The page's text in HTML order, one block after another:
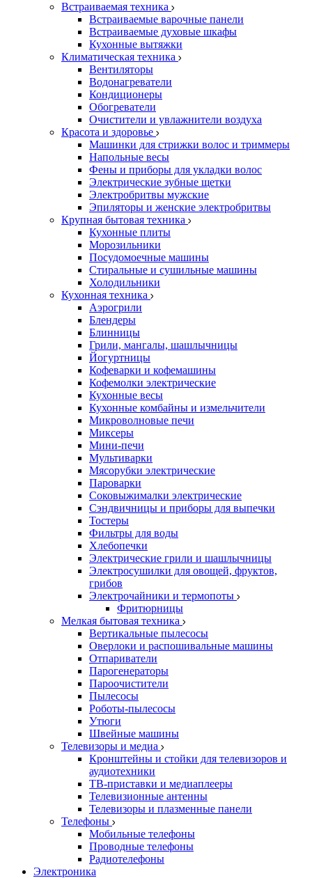
Встраиваемая техника
Встраиваемые варочные панели
Встраиваемые духовые шкафы
Кухонные вытяжки
Климатическая техника
Вентиляторы
Водонагреватели
Кондиционеры
Обогреватели
Очистители и увлажнители воздуха
Красота и здоровье
Машинки для стрижки волос и триммеры
Напольные весы
Фены и приборы для укладки волос
Электрические зубные щетки
Электробритвы мужские
Эпиляторы и женские электробритвы
Крупная бытовая техника
Кухонные плиты
Морозильники
Посудомоечные машины
Стиральные и сушильные машины
Холодильники
Кухонная техника
Аэрогрили
Блендеры
Блинницы
Грили, мангалы, шашлычницы
Йогуртницы
Кофеварки и кофемашины
Кофемолки электрические
Кухонные весы
Кухонные комбайны и измельчители
Микроволновые печи
Миксеры
Мини-печи
Мультиварки
Мясорубки электрические
Пароварки
Соковыжималки электрические
Сэндвичницы и приборы для выпечки
Тостеры
Фильтры для воды
Хлебопечки
Электрические грили и шашлычницы
Электросушилки для овощей, фруктов,
грибов
Электрочайники и термопоты
Фритюрницы
Мелкая бытовая техника
Вертикальные пылесосы
Оверлоки и распошивальные машины
Отпариватели
Парогенераторы
Пароочистители
Пылесосы
Роботы-пылесосы
Утюги
Швейные машины
Телевизоры и медиа
Кронштейны и стойки для телевизоров и
аудиотехники
ТВ-приставки и медиаплееры
Телевизионные антенны
Телевизоры и плазменные панели
Телефоны
Мобильные телефоны
Проводные телефоны
Радиотелефоны
Электроника